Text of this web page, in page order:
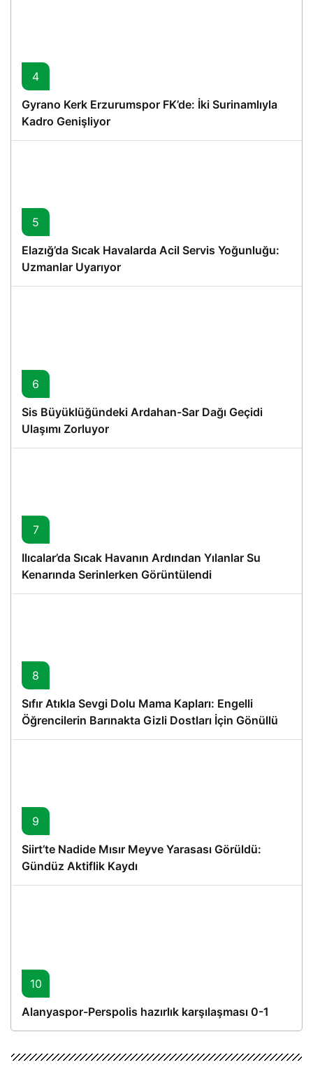
4
Gyrano Kerk Erzurumspor FK’de: İki Surinamlıyla
Kadro Genişliyor
5
Elazığ’da Sıcak Havalarda Acil Servis Yoğunluğu:
Uzmanlar Uyarıyor
6
Sis Büyüklüğündeki Ardahan-Sar Dağı Geçidi
Ulaşımı Zorluyor
7
Ilıcalar’da Sıcak Havanın Ardından Yılanlar Su
Kenarında Serinlerken Görüntülendi
8
Sıfır Atıkla Sevgi Dolu Mama Kapları: Engelli
Öğrencilerin Barınakta Gizli Dostları İçin Gönüllü
Proje
9
Siirt’te Nadide Mısır Meyve Yarasası Görüldü:
Gündüz Aktiflik Kaydı
10
Alanyaspor-Perspolis hazırlık karşılaşması 0-1